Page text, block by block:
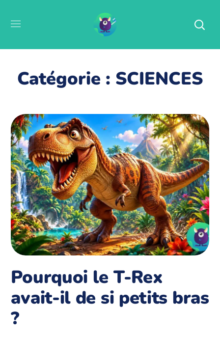
Catégorie : SCIENCES
Pourquoi le T-Rex
avait-il de si petits bras
?